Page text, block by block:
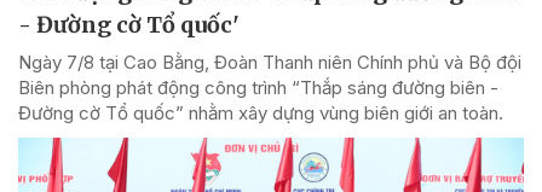
- Đường cờ Tổ quốc'
Ngày 7/8 tại Cao Bằng, Đoàn Thanh niên Chính phủ và Bộ đội
Biên phòng phát động công trình “Thắp sáng đường biên -
Đường cờ Tổ quốc” nhằm xây dựng vùng biên giới an toàn.